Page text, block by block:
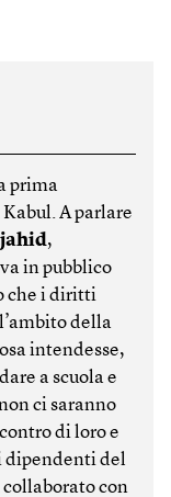
prima
A parlare
,
in pubblico
che i diritti
della
intendesse,
a scuola e
ci saranno
di loro e
dipendenti del
collaborato con